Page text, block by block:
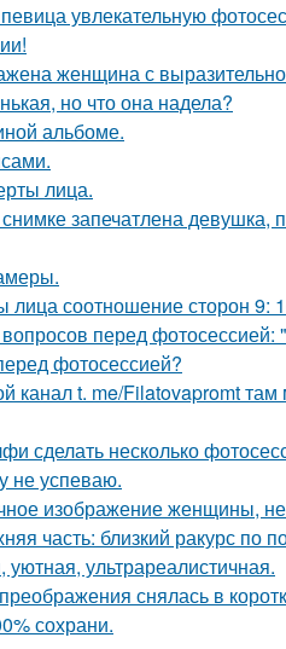
увлекательную
женщина с
но что она надела?
альбоме.
лица.
запечатлена
лица соотношение сторон 9:
перед фотосессией:
фотосессией?
канал t. me/Filatovapromt
сделать несколько
не успеваю.
изображение женщины,
часть: близкий ракурс по
ультрареалистичная.
снялась в
сохрани.